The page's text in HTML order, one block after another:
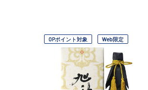
OPポイント対象 Web限定